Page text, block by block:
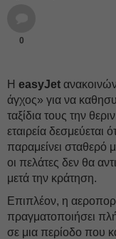
0
Η easyJet
άγχος» για να
ταξίδια τους την
εταιρεία δεσμεύεται
παραμείνει σταθερό
οι πελάτες δεν θα
μετά την κράτηση.
Επιπλέον, η
πραγματοποιήσει
σε μια περίοδο που